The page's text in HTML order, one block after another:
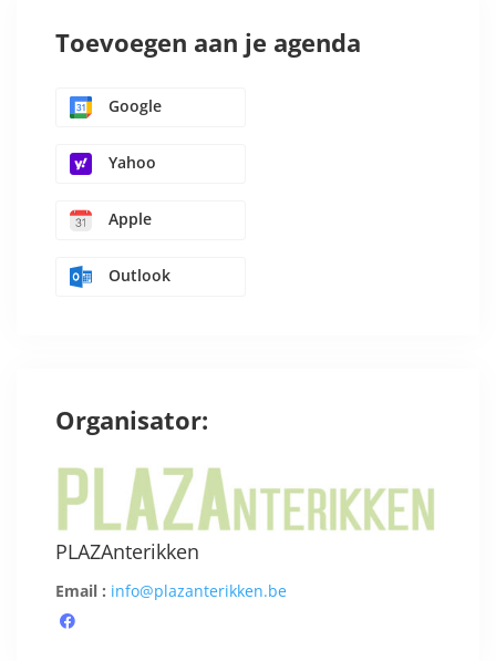
Toevoegen aan je agenda
Google
Yahoo
Apple
Outlook
Organisator:
PLAZAnterikken
Email : info@plazanterikken.be